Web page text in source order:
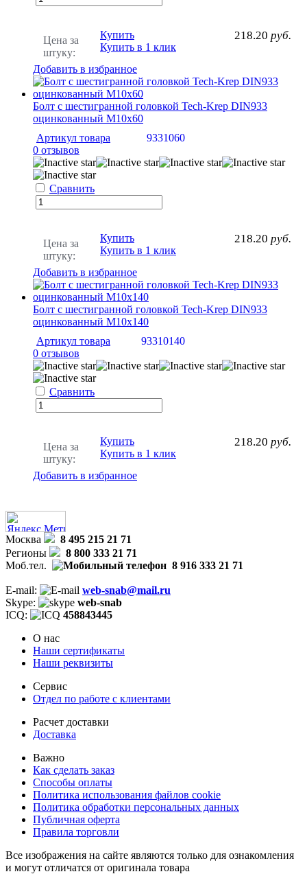
Цена за
штуку:
218.20 руб.
Купить
Купить в 1 клик
Добавить в избранное
Болт с шестигранной головкой Tech-Krep DIN933
оцинкованный М10х60
Артикул товара
9331060
0 отзывов
Сравнить
Цена за
штуку:
218.20 руб.
Купить
Купить в 1 клик
Добавить в избранное
Болт с шестигранной головкой Tech-Krep DIN933
оцинкованный М10х140
Артикул товара
93310140
0 отзывов
Сравнить
Цена за
штуку:
218.20 руб.
Купить
Купить в 1 клик
Добавить в избранное
Москва
8 495 215 21 71
Регионы
8 800 333 21 71
Моб.тел.
8 916 333 21 71
E-mail:
web-snab@mail.ru
Skype:
web-snab
ICQ:
458843445
О нас
Наши сертификаты
Наши реквизиты
Сервис
Отдел по работе с клиентами
Расчет доставки
Доставка
Важно
Как сделать заказ
Способы оплаты
Политика использования файлов cookie
Политика обработки персональных данных
Публичная оферта
Правила торговли
Все изображения на сайте являются только для ознакомления
и могут отличатся от оригинала товара